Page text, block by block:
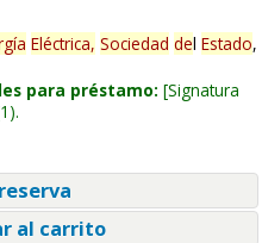
Eléctrica, Sociedad del Estado,
para préstamo: Signatura
al carrito